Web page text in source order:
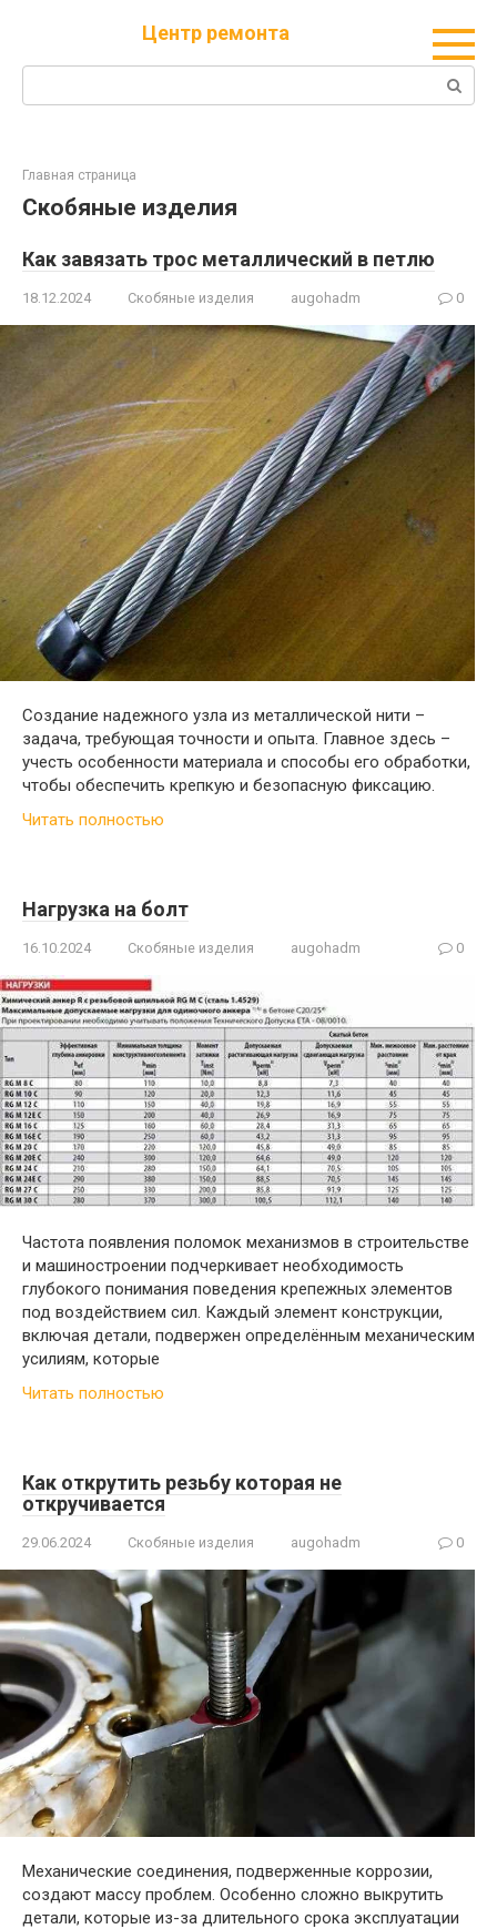
Центр ремонта
Поиск:
Главная страница
Скобяные изделия
Как завязать трос металлический в петлю
18.12.2024 Скобяные изделия augohadm 0
Создание надежного узла из металлической нити –
задача, требующая точности и опыта. Главное здесь –
учесть особенности материала и способы его обработки,
чтобы обеспечить крепкую и безопасную фиксацию.
Читать полностью
Нагрузка на болт
16.10.2024 Скобяные изделия augohadm 0
Частота появления поломок механизмов в строительстве
и машиностроении подчеркивает необходимость
глубокого понимания поведения крепежных элементов
под воздействием сил. Каждый элемент конструкции,
включая детали, подвержен определённым механическим
усилиям, которые
Читать полностью
Как открутить резьбу которая не
откручивается
29.06.2024 Скобяные изделия augohadm 0
Механические соединения, подверженные коррозии,
создают массу проблем. Особенно сложно выкрутить
детали, которые из-за длительного срока эксплуатации